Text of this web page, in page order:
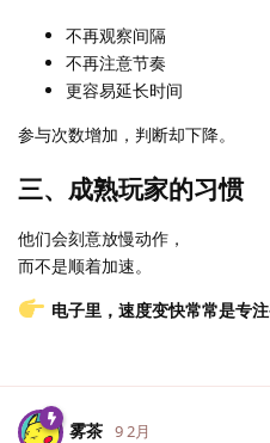
不再观察间隔
不再注意节奏
更容易延长时间
参与次数增加，判断却下降。
三、成熟玩家的习惯
他们会刻意放慢动作，
而不是顺着加速。
电子里，速度变快常常是专注
雾茶 9 2月